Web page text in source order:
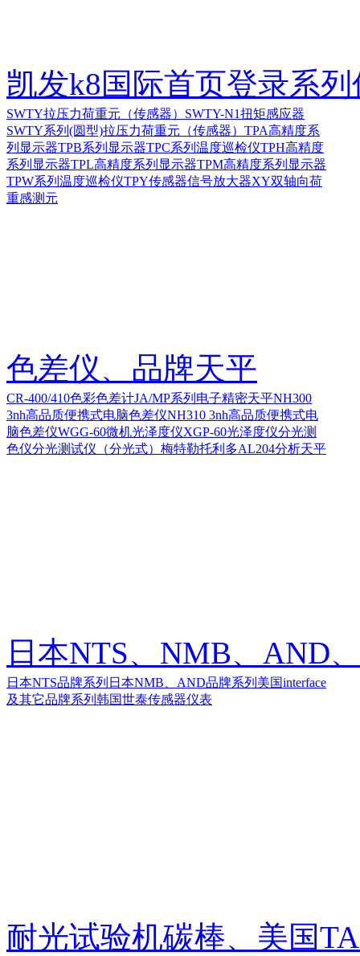
凯发k8国际首页登录系
SWTY拉压力荷重元（传感器） SWTY-N1扭矩感应器
SWTY系列(圆型)拉压力荷重元（传感器） TPA高精度系
列显示器TPB系列显示器TPC系列温度巡检仪TPH高精度
系列显示器TPL高精度系列显示器TPM高精度系列显示器
TPW系列温度巡检仪TPY传感器信号放大器XY双轴向荷
重感测元
色差仪、品牌天平
CR-400/410色彩色差计JA/MP系列电子精密天平NH300
3nh高品质便携式电脑色差仪NH310 3nh高品质便携式电
脑色差仪WGG-60微机光泽度仪XGP-60光泽度仪分光测
色仪分光测试仪（分光式） 梅特勒托利多AL204分析天平
日本NTS、NMB、AND
日本NTS品牌系列 日本NMB、AND品牌系列 美国interface
及其它品牌系列 韩国世泰传感器仪表
耐光试验机碳棒、美国